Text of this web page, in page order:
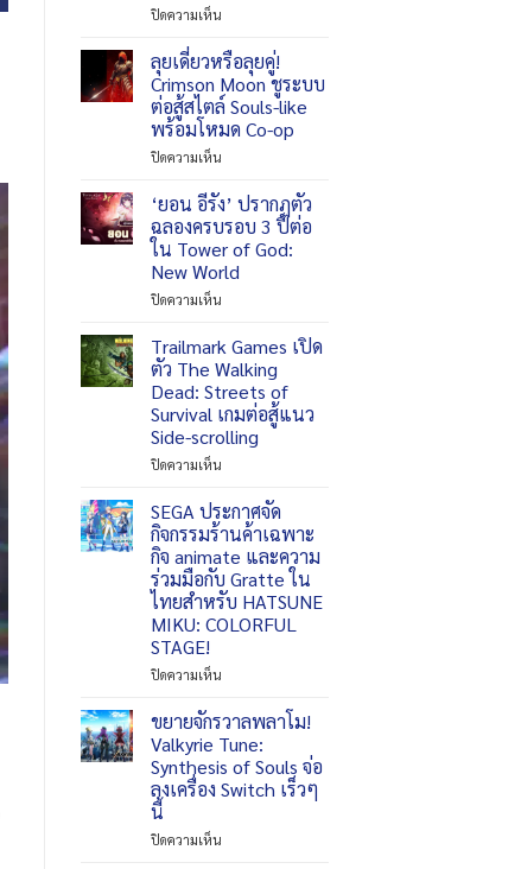
พร้อม
ระบบ
เกม
เพล
ย์
เวิลด์
เร็ว
ๆ
นี้
ปิดความเห็น
The
Old
Country’s
Man
of
ตัวอย่าง
เกม
เพล
ย์
แรก
ชม
แล้ว
ลุยเดี่ยวหรือลุยคู่!
Crimson Moon ชูระบบ
ต่อสู้สไตล์ Souls-like
พร้อมโหมด Co-op
ปิดความเห็น
เดี่ยว
หรือ
ลุย
คู่!
Crimson
ระบบ
ต่อสู้
สไตล์
Souls-
like
พร้อม
‘ยอน อีรัง’ ปรากฏตัว
ฉลองครบรอบ 3 ปีต่อ
ใน Tower of God:
New World
ปิดความเห็น
รัง’
ปรากฏ
ตัว
ฉลอง
ครบ
ต่อ
ใน
Tower
of
God:
New
Trailmark Games เปิด
ตัว The Walking
Dead: Streets of
Survival เกมต่อสู้แนว
Side-scrolling
ปิดความเห็น
Games
เปิด
ตัว
The
Walking
Dead:
Streets
แนว
Side-
scrolling
SEGA ประกาศจัด
กิจกรรมร้านค้าเฉพาะ
กิจ animate และความ
ร่วมมือกับ Gratte ใน
ไทยสำหรับ HATSUNE
MIKU: COLORFUL
STAGE!
ปิดความเห็น
ประกาศ
จัด
กิจกรรม
ร้าน
ค้า
ขยายจักรวาลพลาโม!
Valkyrie Tune:
Synthesis of Souls จ่อ
ลงเครื่อง Switch เร็วๆ
นี้
ปิดความเห็น